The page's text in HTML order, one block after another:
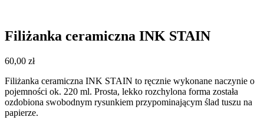
Filiżanka ceramiczna INK STAIN
60,00 zł
Filiżanka ceramiczna INK STAIN to ręcznie wykonane naczynie o
pojemności ok. 220 ml. Prosta, lekko rozchylona forma została
ozdobiona swobodnym rysunkiem przypominającym ślad tuszu na
papierze.